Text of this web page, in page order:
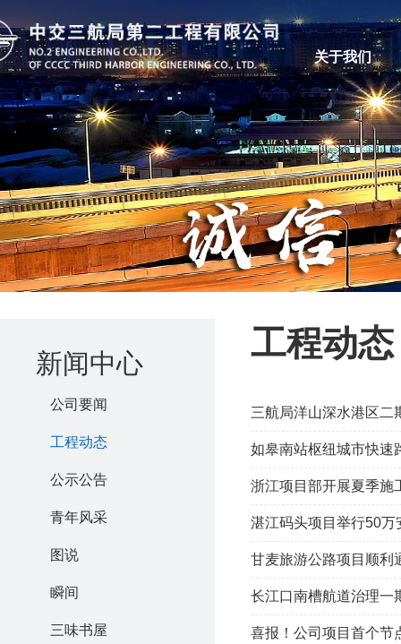
关于我们
新闻中心
公司要闻
工程动态
公示公告
青年风采
图说
瞬间
三味书屋
工程动态
三航局洋山深水港区二
如皋南站枢纽城市快速
浙江项目部开展夏季施
湛江码头项目举行50万
甘麦旅游公路项目顺利
长江口南槽航道治理一
喜报！公司项目首个节